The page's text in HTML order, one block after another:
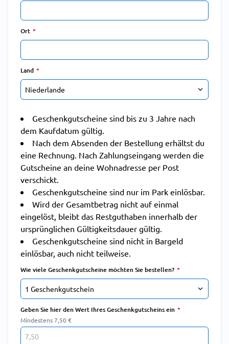
Ort
Land
Geschenkgutscheine sind bis zu 3 Jahre nach
dem Kaufdatum gültig.
Nach dem Absenden der Bestellung erhältst du
eine Rechnung. Nach Zahlungseingang werden die
Gutscheine an deine Wohnadresse per Post
verschickt.
Geschenkgutscheine sind nur im Park einlösbar.
Wird der Gesamtbetrag nicht auf einmal
eingelöst, bleibt das Restguthaben innerhalb der
ursprünglichen Gültigkeitsdauer gültig.
Geschenkgutscheine sind nicht in Bargeld
einlösbar, auch nicht teilweise.
Wie viele Geschenkgutscheine möchten Sie bestellen?
Geben Sie hier den Wert Ihres Geschenkgutscheins ein
Mindestens 7,50 €